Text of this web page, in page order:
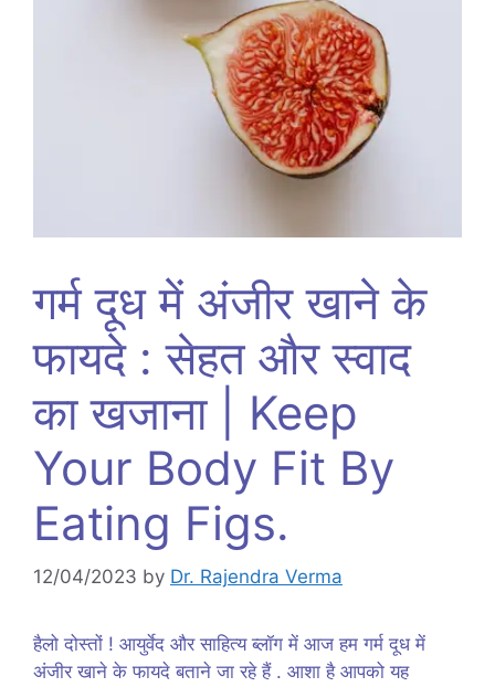
गर्म दूध में अंजीर खाने के
फायदे : सेहत और स्वाद
का खजाना | Keep
Your Body Fit By
Eating Figs.
12/04/2023 by Dr. Rajendra Verma
हैलो दोस्तों ! आयुर्वेद और साहित्य ब्लॉग में आज हम गर्म दूध में
अंजीर खाने के फायदे बताने जा रहे हैं . आशा है आपको यह